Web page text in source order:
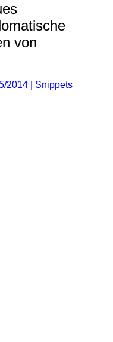
von
2014 | Snippets